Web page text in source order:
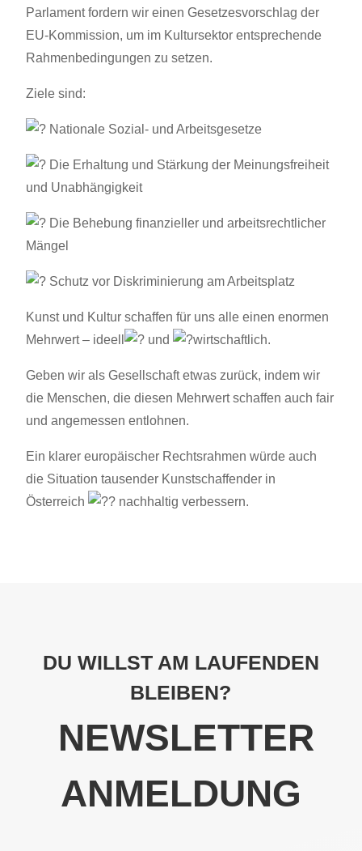
Parlament fordern wir einen Gesetzesvorschlag der
EU-Kommission, um im Kultursektor entsprechende
Rahmenbedingungen zu setzen.
Ziele sind:
Nationale Sozial- und Arbeitsgesetze
Die Erhaltung und Stärkung der Meinungsfreiheit
und Unabhängigkeit
Die Behebung finanzieller und arbeitsrechtlicher
Mängel
Schutz vor Diskriminierung am Arbeitsplatz
Kunst und Kultur schaffen für uns alle einen enormen
Mehrwert – ideell
und wirtschaftlich.
Geben wir als Gesellschaft etwas zurück, indem wir
die Menschen, die diesen Mehrwert schaffen auch fair
und angemessen entlohnen.
Ein klarer europäischer Rechtsrahmen würde auch
die Situation tausender Kunstschaffender in
Österreich
nachhaltig verbessern.
DU WILLST AM LAUFENDEN
BLEIBEN?
NEWSLETTER
ANMELDUNG